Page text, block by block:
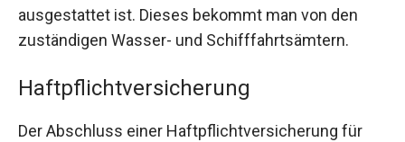
ausgestattet ist. Dieses bekommt man von den
zuständigen Wasser- und Schifffahrtsämtern.
Haftpflichtversicherung
Der Abschluss einer Haftpflichtversicherung für